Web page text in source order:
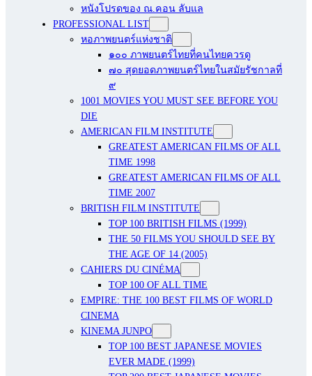
หนังโปรดของ ณ.คอน ลับแล
PROFESSIONAL LIST
หอภาพยนตร์แห่งชาติ
๑๐๐ ภาพยนตร์ไทยที่คนไทยควรดู
๗๐ สุดยอดภาพยนตร์ไทยในสมัยรัชกาลที่
๙
1001 MOVIES YOU MUST SEE BEFORE YOU
DIE
AMERICAN FILM INSTITUTE
GREATEST AMERICAN FILMS OF ALL
TIME 1998
GREATEST AMERICAN FILMS OF ALL
TIME 2007
BRITISH FILM INSTITUTE
TOP 100 BRITISH FILMS (1999)
THE 50 FILMS YOU SHOULD SEE BY
THE AGE OF 14 (2005)
CAHIERS DU CINÉMA
TOP 100 OF ALL TIME
EMPIRE: THE 100 BEST FILMS OF WORLD
CINEMA
KINEMA JUNPO
TOP 100 BEST JAPANESE MOVIES
EVER MADE (1999)